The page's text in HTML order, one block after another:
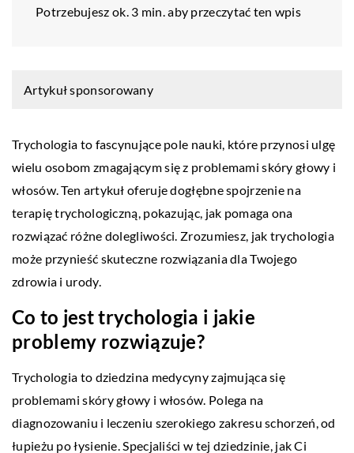
Potrzebujesz ok. 3 min. aby przeczytać ten wpis
Artykuł sponsorowany
Trychologia to fascynujące pole nauki, które przynosi ulgę
wielu osobom zmagającym się z problemami skóry głowy i
włosów. Ten artykuł oferuje dogłębne spojrzenie na
terapię trychologiczną, pokazując, jak pomaga ona
rozwiązać różne dolegliwości. Zrozumiesz, jak trychologia
może przynieść skuteczne rozwiązania dla Twojego
zdrowia i urody.
Co to jest trychologia i jakie
problemy rozwiązuje?
Trychologia to dziedzina medycyny zajmująca się
problemami skóry głowy i włosów. Polega na
diagnozowaniu i leczeniu szerokiego zakresu schorzeń, od
łupieżu po łysienie. Specjaliści w tej dziedzinie, jak Ci